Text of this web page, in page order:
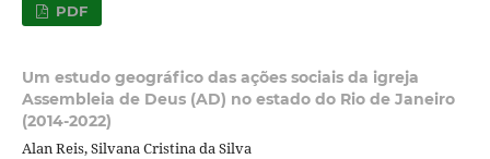
PDF
Um estudo geográfico das ações sociais da igreja
Assembleia de Deus (AD) no estado do Rio de Janeiro
(2014-2022)
Alan Reis, Silvana Cristina da Silva